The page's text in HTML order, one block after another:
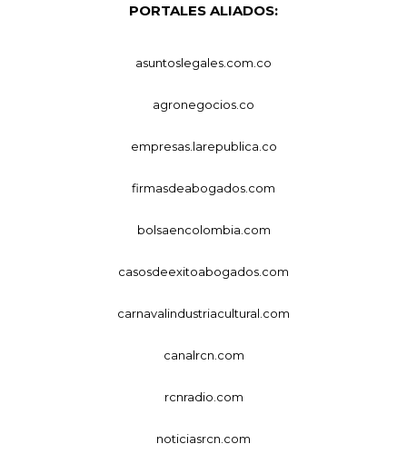
PORTALES ALIADOS:
asuntoslegales.com.co
agronegocios.co
empresas.larepublica.co
firmasdeabogados.com
bolsaencolombia.com
casosdeexitoabogados.com
carnavalindustriacultural.com
canalrcn.com
rcnradio.com
noticiasrcn.com